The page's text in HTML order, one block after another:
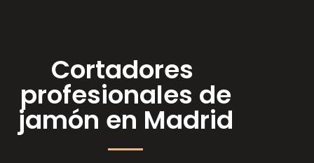
Cortadores
profesionales de
jamón en Madrid